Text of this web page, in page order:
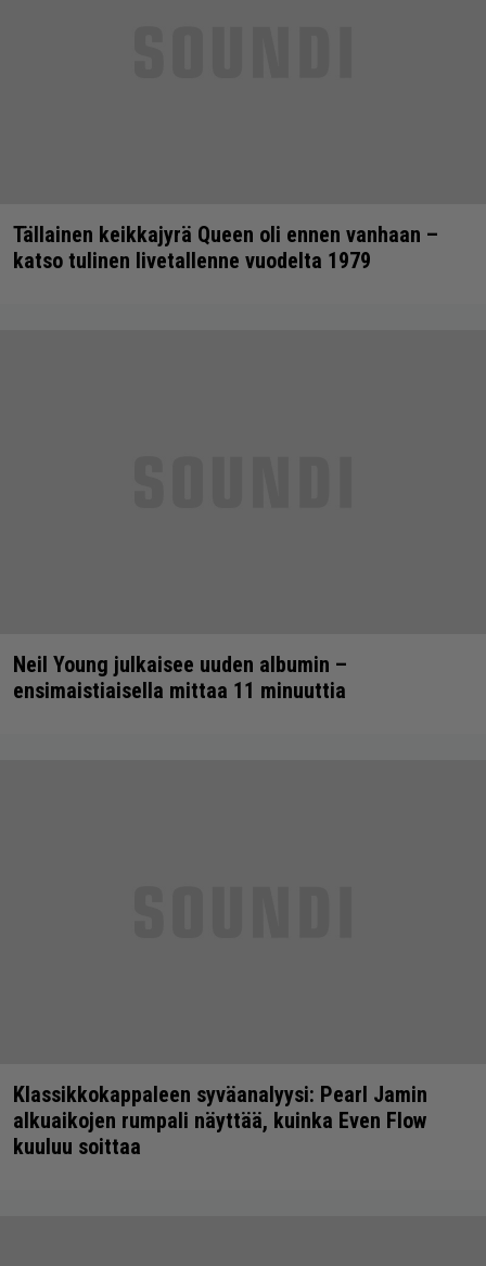
Tällainen keikkajyrä Queen oli ennen vanhaan –
katso tulinen livetallenne vuodelta 1979
Neil Young julkaisee uuden albumin –
ensimaistiaisella mittaa 11 minuuttia
Klassikkokappaleen syväanalyysi: Pearl Jamin
alkuaikojen rumpali näyttää, kuinka Even Flow
kuuluu soittaa